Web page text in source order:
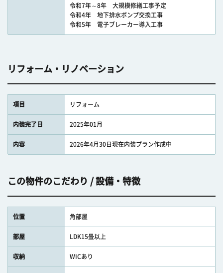
令和7年～8年 大規模修繕工事予定
令和4年 地下排水ポンプ交換工事
令和5年 電子ブレーカー導入工事
リフォーム・リノベーション
項目 リフォーム
内装完了日 2025年01月
内容 2026年4月30日現在内装プラン作成中
この物件のこだわり / 設備・特徴
位置 角部屋
部屋 LDK15畳以上
収納 WICあり